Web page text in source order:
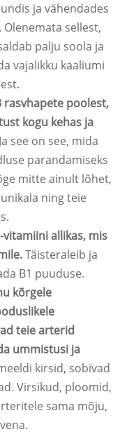
ja vähendades
sellest,
palju soola ja
vajalikku kaaliumi
rasvhapete poolest,
kogu kehas ja
Ja see on see, mida
parandamiseks
mitte ainult lõhet,
ning teie
allikas, mis
Täisteraleib ja
B1 puuduse.
kõrgele
teie arterid
ummistusi ja
kirsid, sobivad
Virsikud, ploomid,
sama mõju,